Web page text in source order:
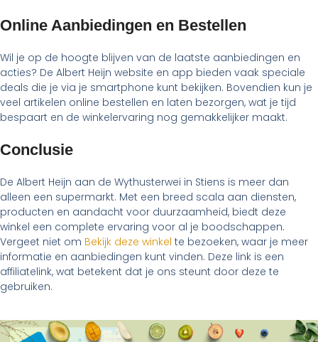
Online Aanbiedingen en Bestellen
Wil je op de hoogte blijven van de laatste aanbiedingen en
acties? De Albert Heijn website en app bieden vaak speciale
deals die je via je smartphone kunt bekijken. Bovendien kun je
veel artikelen online bestellen en laten bezorgen, wat je tijd
bespaart en de winkelervaring nog gemakkelijker maakt.
Conclusie
De Albert Heijn aan de Wythusterwei in Stiens is meer dan
alleen een supermarkt. Met een breed scala aan diensten,
producten en aandacht voor duurzaamheid, biedt deze
winkel een complete ervaring voor al je boodschappen.
Vergeet niet om Bekijk deze winkel te bezoeken, waar je meer
informatie en aanbiedingen kunt vinden. Deze link is een
affiliatelink, wat betekent dat je ons steunt door deze te
gebruiken.